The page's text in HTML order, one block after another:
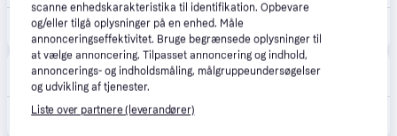
Thermex loftventilator NORDIK E - Ø 900. 3.077 kr.
LavprisEL 4.5(136)
299 kr. fragt,
Thermex Evolution 90 loftventilator, Ø100 cm
scanne enhedskarakteristika til identifikation. Opbevare
og/eller tilgå oplysninger på en enhed. Måle
annonceringseffektivitet. Bruge begrænsede oplysninger til
at vælge annoncering. Tilpasset annoncering og indhold,
annoncerings- og indholdsmåling, målgruppeundersøgelser
og udvikling af tjenester.
Liste over partnere (leverandører)